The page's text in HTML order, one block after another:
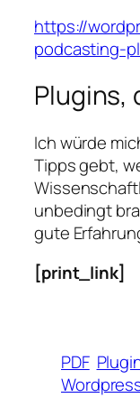
https://
podcasting-
Plugins,
Ich würde
Tipps gebt,
unbedingt
gute
[print_link]
PDF